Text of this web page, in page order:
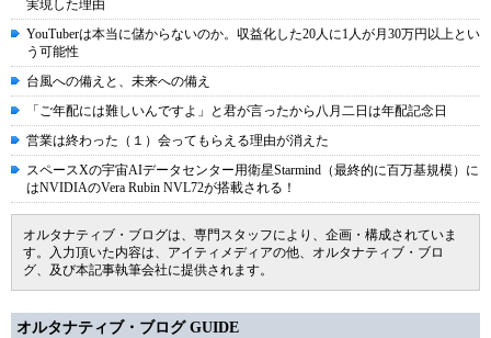
実現した理由
YouTuberは本当に儲からないのか。収益化した20人に1人が月30万円以上とい
う可能性
台風への備えと、未来への備え
「ご年配には難しいんですよ」と君が言ったから八月二日は年配記念日
営業は終わった（１）会ってもらえる理由が消えた
スペースXの宇宙AIデータセンター用衛星Starmind（最終的に百万基規模）に
はNVIDIAのVera Rubin NVL72が搭載される！
オルタナティブ・ブログは、専門スタッフにより、企画・構成されていま
す。入力頂いた内容は、アイティメディアの他、オルタナティブ・ブロ
グ、及び本記事執筆会社に提供されます。
オルタナティブ・ブログ GUIDE